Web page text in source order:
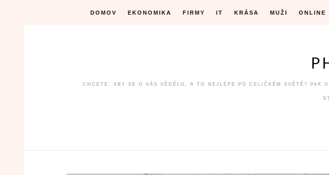
DOMOV EKONOMIKA FIRMY IT KRÁSA MUŽI ONLINE
CHCETE, ABY SE O VÁS VĚDĚLO, A TO NEJLÉPE PO CELIČKÉM SVĚTĚ? PAK